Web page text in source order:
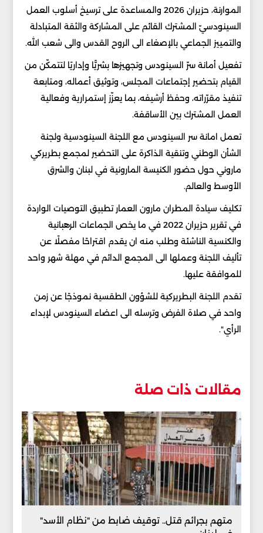
الموارنة، حزيران 2026 والمساعدة على ترسيخ أسلوب العمل
السينودسيّ المشترك القائم على المشاركة والثقة المتبادلة
والتمييز الجماعي بالإصغاء الى الروح القدس والى شعب الله.
تفعيل أمانة سرّ السينودس وتجهيزها بشريًّا وإداريًا لتتمكّن من
القيام بتحضير إجتماعات المجلس، وتوثيق أعماله، ومتابعة
تنفيذ مقرّراته، وحفظ أرشيفه، بما يعزّز إستمرارية وفعالية
العمل المشترك بين الأساقفة.
تعمل امانة سر السينودس مع اللجنة السينودسية ولجنة
الشأن الوطني وتنقية الذاكرة على التحضير لمجمع بطريركي
ماروني حول حضور الكنيسة المارونية في لبنان والشرق
الأوسط والعالم.
تكليف سيادة المطران مارون العمار تطبيق التوصيات الواردة
في تقرير حزيران 2022 في ما يخص الجماعات الرهبانية
والكنسية الناشئة وطلب منه ان يقدم اقتراحًا مفصلًا عن
تأليف اللجنة وعملها الى المجمع الدائم في مهلة شهر واحد
للموافقة عليها.
تقدم اللجنة البطريركية للشؤون الطقسية نموذجًا عن زمن
واحد في صلاة الفرض وترسله الى اعضاء السينودس لإبداء
الرأي".
مقالات ذات صلة
متهم بجرائم قتل.. توقيف ضابط من "نظام الأسد"